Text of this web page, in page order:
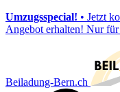
Umzugsspecial! • Jetzt
Angebot erhalten! Nur
Beiladung-Bern.ch